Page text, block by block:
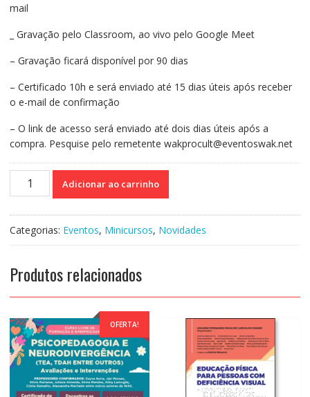
mail
_ Gravação pelo Classroom, ao vivo pelo Google Meet
– Gravação ficará disponível por 90 dias
– Certificado 10h e será enviado até 15 dias úteis após receber
o e-mail de confirmação
– O link de acesso será enviado até dois dias úteis após a
compra. Pesquise pelo remetente wakprocult@eventoswak.net
Curso
para
a
AUTOESTIMA
e
a
ANSIEDADE:
Como
autoestima
Adicionar ao carrinho
Categorias: Eventos, Minicursos, Novidades
Produtos relacionados
OFERTA!